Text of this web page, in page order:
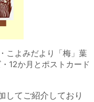
こよみだより「梅」葉
12か月とポストカード
してご紹介しており